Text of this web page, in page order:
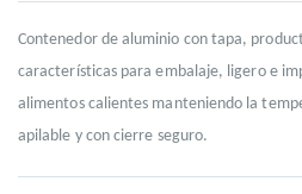
Contenedor de aluminio con tapa,
características para embalaje, ligero e
alimentos calientes manteniendo la
apilable y con cierre seguro.